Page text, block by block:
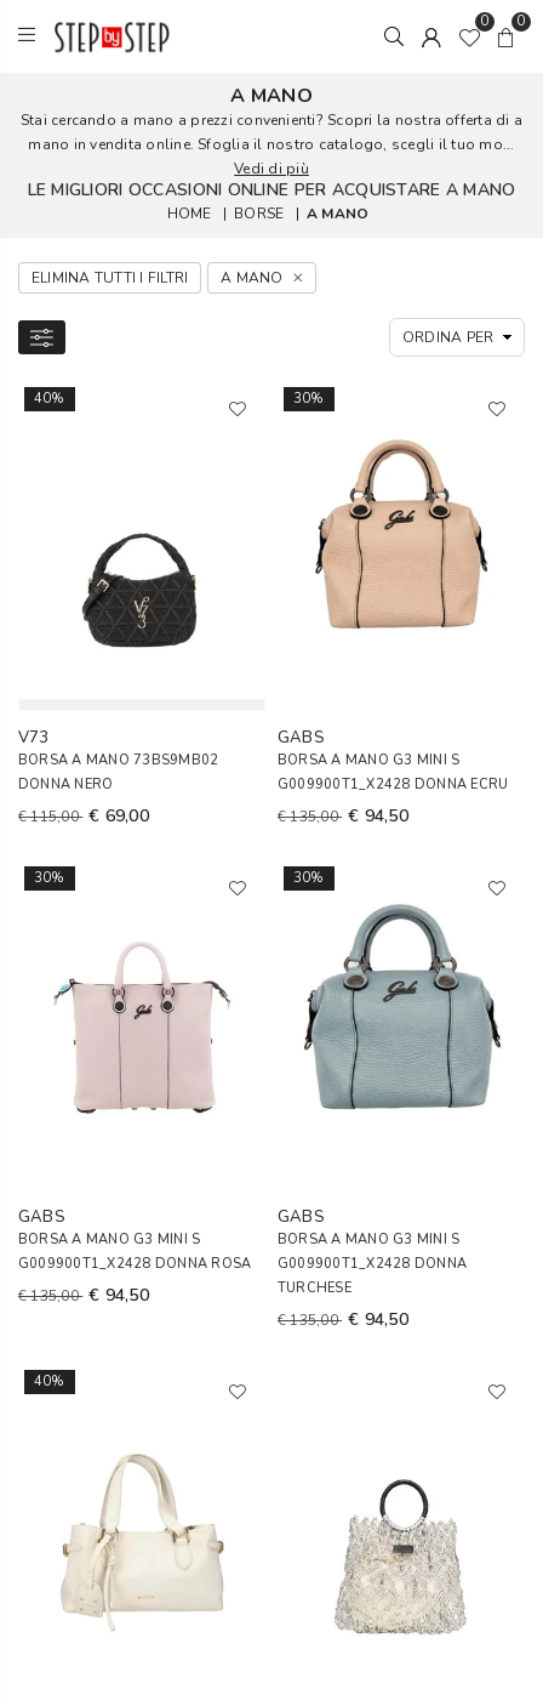
0 0
A MANO
Stai cercando a mano a prezzi convenienti? Scopri la nostra offerta di a
mano in vendita online. Sfoglia il nostro catalogo, scegli il tuo mo...
Vedi di più
LE MIGLIORI OCCASIONI ONLINE PER ACQUISTARE A MANO
HOME | BORSE | A MANO
ELIMINA TUTTI I FILTRI A MANO
40%
V73
BORSA A MANO 73BS9MB02
DONNA NERO
€ 115,00 € 69,00
30%
GABS
BORSA A MANO G3 MINI S
G009900T1_X2428 DONNA ECRU
€ 135,00 € 94,50
30%
GABS
BORSA A MANO G3 MINI S
G009900T1_X2428 DONNA ROSA
€ 135,00 € 94,50
30%
GABS
BORSA A MANO G3 MINI S
G009900T1_X2428 DONNA
TURCHESE
€ 135,00 € 94,50
40%